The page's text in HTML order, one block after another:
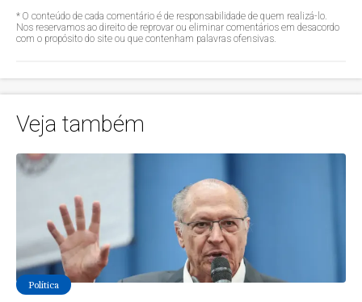
* O conteúdo de cada comentário é de responsabilidade de quem realizá-lo.
Nos reservamos ao direito de reprovar ou eliminar comentários em desacordo
com o propósito do site ou que contenham palavras ofensivas.
Veja também
Política